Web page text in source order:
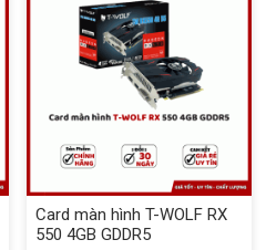
Card màn hình T-WOLF RX
550 4GB GDDR5